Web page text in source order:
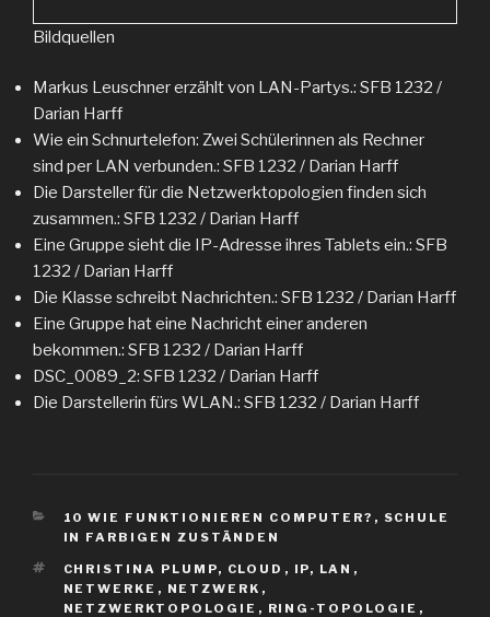
Bildquellen
Markus Leuschner erzählt von LAN-Partys.: SFB 1232 /
Darian Harff
Wie ein Schnurtelefon: Zwei Schülerinnen als Rechner
sind per LAN verbunden.: SFB 1232 / Darian Harff
Die Darsteller für die Netzwerktopologien finden sich
zusammen.: SFB 1232 / Darian Harff
Eine Gruppe sieht die IP-Adresse ihres Tablets ein.: SFB
1232 / Darian Harff
Die Klasse schreibt Nachrichten.: SFB 1232 / Darian Harff
Eine Gruppe hat eine Nachricht einer anderen
bekommen.: SFB 1232 / Darian Harff
DSC_0089_2: SFB 1232 / Darian Harff
Die Darstellerin fürs WLAN.: SFB 1232 / Darian Harff
KATEGORIEN
10 WIE FUNKTIONIEREN COMPUTER? , SCHULE
IN FARBIGEN ZUSTÄNDEN
SCHLAGWÖRTER
CHRISTINA PLUMP, CLOUD , IP, LAN ,
NETWERKE , NETZWERK ,
NETZWERKTOPOLOGIE , RING-TOPOLOGIE ,